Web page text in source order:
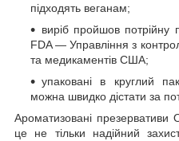
підходять веганам;
виріб пройшов потрійну
FDA — Управління з
та медикаментів США;
упаковані в круглий
можна швидко дістати за
Ароматизовані
це не тільки надійний